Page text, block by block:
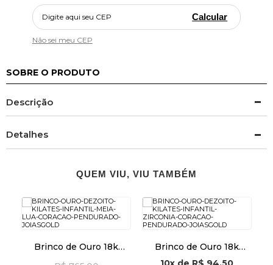
Calcular
Não sei meu CEP
SOBRE O PRODUTO
Descrição
Detalhes
QUEM VIU, VIU TAMBÉM
Brinco de Ouro 18k
Brinco de Ouro 18k
Infantil Zircônia e